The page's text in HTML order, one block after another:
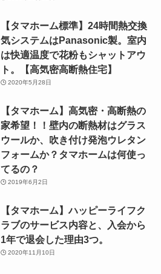
【タマホーム標準】24時間熱交換
気システムはPanasonic製。室内
は快適温度で花粉もシャットアウ
ト。【高気密高断熱住宅】
2020年5月28日
【タマホーム】高気密・高断熱の
家希望！！壁内の断熱材はグラス
ウールか、吹き付け発泡ウレタン
フォームか？タマホームは何使っ
てるの？
2019年6月2日
【タマホーム】ハッピーライフク
ラブのサービス内容と、入会から
1年で退会した理由3つ。
2020年11月10日